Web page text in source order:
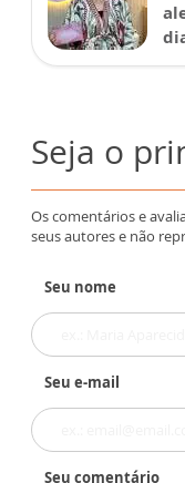
Seja o
Os comentários e
seus autores e não
Seu nome
Seu e-mail
Seu comentário